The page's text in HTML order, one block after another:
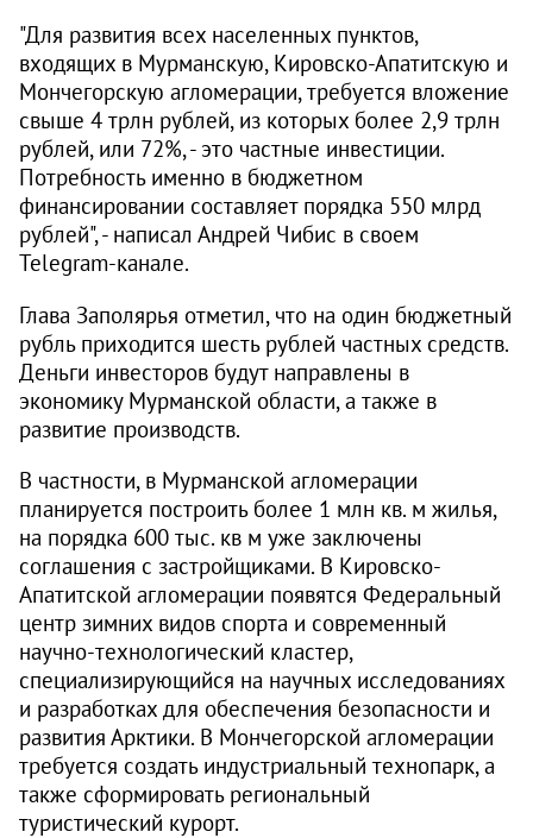
"Для развития всех населенных пунктов,
входящих в Мурманскую, Кировско-Апатитскую и
Мончегорскую агломерации, требуется вложение
свыше 4 трлн рублей, из которых более 2,9 трлн
рублей, или 72%, - это частные инвестиции.
Потребность именно в бюджетном
финансировании составляет порядка 550 млрд
рублей", - написал Андрей Чибис в своем
Telegram-канале.
Глава Заполярья отметил, что на один бюджетный
рубль приходится шесть рублей частных средств.
Деньги инвесторов будут направлены в
экономику Мурманской области, а также в
развитие производств.
В частности, в Мурманской агломерации
планируется построить более 1 млн кв. м жилья,
на порядка 600 тыс. кв м уже заключены
соглашения с застройщиками. В Кировско-
Апатитской агломерации появятся Федеральный
центр зимних видов спорта и современный
научно-технологический кластер,
специализирующийся на научных исследованиях
и разработках для обеспечения безопасности и
развития Арктики. В Мончегорской агломерации
требуется создать индустриальный технопарк, а
также сформировать региональный
туристический курорт.